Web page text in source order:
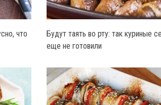
что
Будут таять во рту: так куриные
еще не готовили